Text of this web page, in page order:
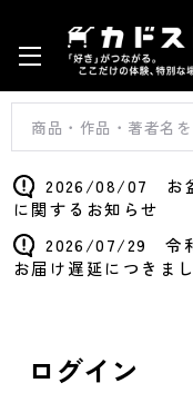
2026/08/07 お盆
に関するお知らせ
2026/07/29 令和
お届け遅延につきま
ログイン